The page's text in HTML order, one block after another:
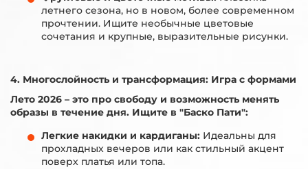
летнего сезона, но в новом, более современном
прочтении. Ищите необычные цветовые
сочетания и крупные, выразительные рисунки.
4. Многослойность и трансформация: Игра с формами
Лето 2026 – это про свободу и возможность менять
образы в течение дня. Ищите в "Баско Пати":
Легкие накидки и кардиганы: Идеальны для
прохладных вечеров или как стильный акцент
поверх платья или топа.